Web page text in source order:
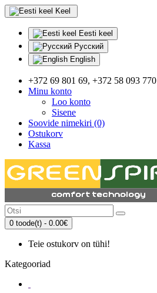
Keel
Eesti keel
Русский
English
+372 69 801 69, +372 58 093 770
Minu konto
Loo konto
Sisene
Soovide nimekiri (0)
Ostukorv
Kassa
0 toode(t) - 0.00€
Teie ostukorv on tühi!
Kategooriad